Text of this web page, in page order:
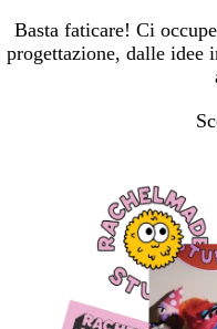
Basta faticare! Ci
progettazione, dalle